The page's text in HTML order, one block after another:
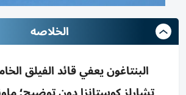
الخلاصه
البنتاغون يعفي قائد الفيلق